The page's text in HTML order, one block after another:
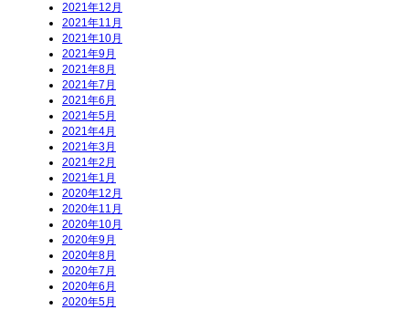
2021年12月
2021年11月
2021年10月
2021年9月
2021年8月
2021年7月
2021年6月
2021年5月
2021年4月
2021年3月
2021年2月
2021年1月
2020年12月
2020年11月
2020年10月
2020年9月
2020年8月
2020年7月
2020年6月
2020年5月